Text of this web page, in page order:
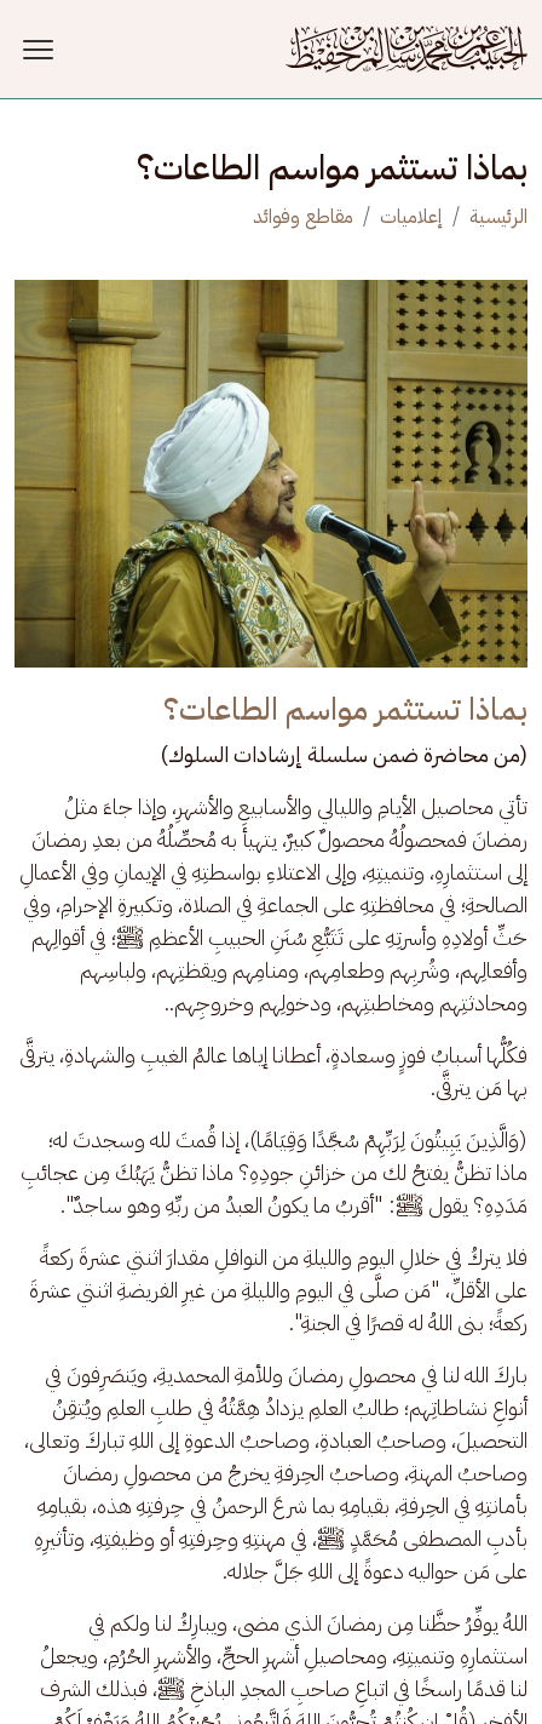
بماذا تستثمر مواسم الطاعات؟
الرئيسية إعلاميات مقاطع وفوائد
بماذا تستثمر مواسم الطاعات؟
(من محاضرة ضمن سلسلة إرشادات السلوك)
تأتي محاصيل الأيامِ والليالي والأسابيعِ والأشهرِ، وإذا جاءَ مثلُ
رمضانَ فمحصولُهُ محصولٌ كبيرٌ، يتهيأ به مُحصِّلُهُ من بعدِ رمضانَ
إلى استثمارِهِ، وتنميتِهِ، وإلى الاعتلاءِ بواسطتِهِ في الإيمانِ وفي الأعمالِ
الصالحةِ؛ في محافظتِهِ على الجماعةِ في الصلاة، وتكبيرةِ الإحرامِ، وفي
حَثِّ أولادِهِ وأسرتِهِ على تَتَبُّعِ سُنَنِ الحبيبِ الأعظمِ ﷺ؛ في أقوالِهم
وأفعالِهم، وشُربِهم وطعامِهم، ومنامِهم ويقظتِهم، ولباسِهم
ومحادثتِهم ومخاطبتِهم، ودخولِهم وخروجِهم..
فكُلُّها أسبابُ فوزٍ وسعادةٍ، أعطانا إياها عالمُ الغيبِ والشهادةِ، يترقَّى
بها مَن يترقَّى.
(وَالَّذِينَ يَبِيتُونَ لِرَبِّهِمْ سُجَّدًا وَقِيَامًا)، إذا قُمتَ لله وسجدتَ له؛
ماذا تظنُّ يفتحُ لك من خزائنِ جودِهِ؟ ماذا تظنُّ يَهَبُكَ مِن عجائبِ
مَدَدِهِ؟ يقول ﷺ: "أقربُ ما يكونُ العبدُ من ربِّهِ وهو ساجدٌ".
فلا يتركُ في خلالِ اليومِ والليلةِ من النوافلِ مقدارَ اثنتي عشرةَ ركعةً
على الأقلِّ، "مَن صلَّى في اليومِ والليلةِ من غيرِ الفريضةِ اثنتي عشرةَ
ركعةً؛ بنى اللهُ له قصرًا في الجنةِ".
باركَ الله لنا في محصولِ رمضانَ وللأمةِ المحمديةِ، ويَنصَرِفونَ في
أنواعِ نشاطاتِهم؛ طالبُ العلمِ يزدادُ هِمَّتُهُ في طلبِ العلمِ ويُتقِنُ
التحصيلَ، وصاحبُ العبادةِ، وصاحبُ الدعوةِ إلى اللهِ تباركَ وتعالى،
وصاحبُ المهنةِ، وصاحبُ الحِرفةِ يخرجُ من محصولِ رمضانَ
بأمانتِهِ في الحِرفةِ، بقيامِهِ بما شرعَ الرحمنُ في حِرفتِهِ هذه، بقيامِهِ
بأدبِ المصطفى مُحَمَّدٍ ﷺ، في مهنتِهِ وحِرفتِهِ أو وظيفتِهِ، وتأثيرِهِ
على مَن حواليه دعوةً إلى اللهِ جَلَّ جلاله.
اللهُ يوفِّرُ حظَّنا مِن رمضانَ الذي مضى، ويبارِكُ لنا ولكم في
استثمارِهِ وتنميتِهِ، ومحاصيلِ أشهرِ الحجِّ، والأشهرِ الحُرُمِ، ويجعلُ
لنا قدمًا راسخًا في اتباعِ صاحبِ المجدِ الباذخِ ﷺ، فبذلك الشرف